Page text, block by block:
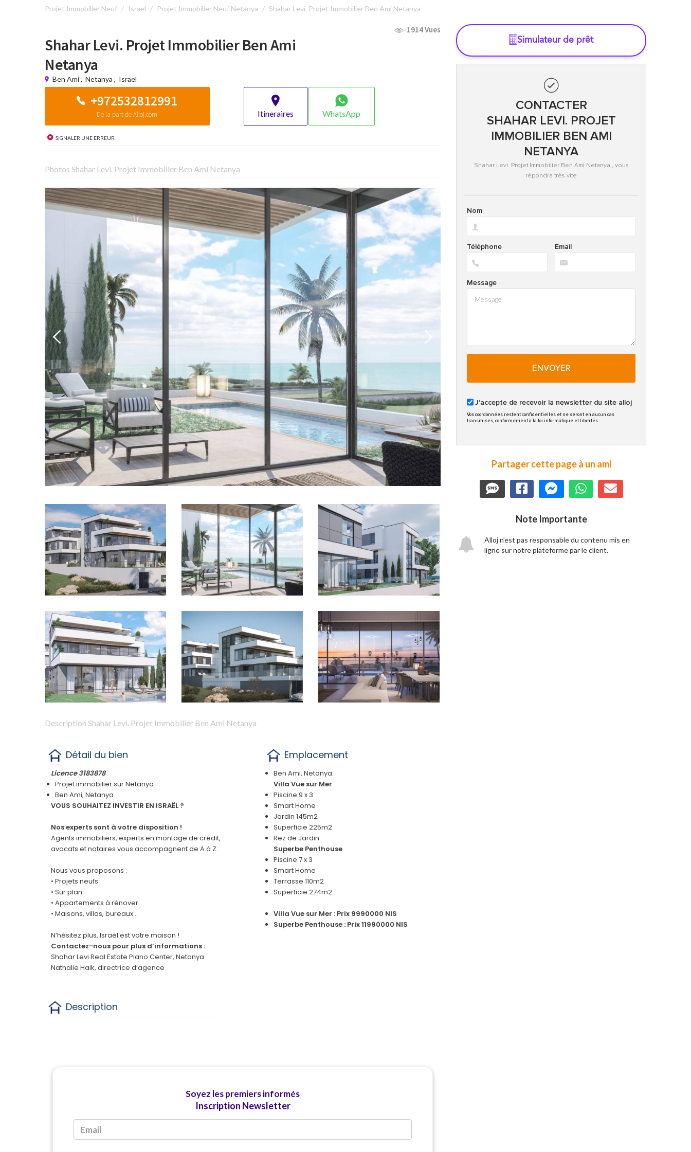
Projet Immobilier Neuf Israel Projet Immobilier Neuf Netanya Shahar Levi. Projet Immobilier Ben Ami Netanya
1914 Vues
Shahar Levi. Projet Immobilier Ben Ami
Netanya
Ben Ami, Netanya , Israel
+972532812991
De la part de Alloj.com Itineraires WhatsApp
Signaler une erreur
Photos Shahar Levi. Projet Immobilier Ben Ami Netanya
Description Shahar Levi. Projet Immobilier Ben Ami Netanya
Détail du bien
Licence 3183878
Projet immobilier sur Netanya
Ben Ami, Netanya.
VOUS SOUHAITEZ INVESTIR EN ISRAËL ?
Nos experts sont à votre disposition !
Agents immobiliers, experts en montage de crédit,
avocats et notaires vous accompagnent de A à Z.
Nous vous proposons :
• Projets neufs
• Sur plan
• Appartements à rénover
• Maisons, villas, bureaux…
N’hésitez plus, Israël est votre maison !
Contactez-nous pour plus d’informations :
Shahar Levi Real Estate Piano Center, Netanya
Nathalie Haik, directrice d’agence
Emplacement
Ben Ami, Netanya.
Villa Vue sur Mer
Piscine 9 x 3
Smart Home
Jardin 145m2
Superficie 225m2
Rez de Jardin
Superbe Penthouse
Piscine 7 x 3
Smart Home
Terrasse 110m2
Superficie 274m2
Villa Vue sur Mer : Prix 9990000 NIS
Superbe Penthouse : Prix 11990000 NIS
Description
Soyez les premiers informés
Inscription Newsletter
Simulateur de prêt
CONTACTER
SHAHAR LEVI. PROJET
IMMOBILIER BEN AMI
NETANYA
Shahar Levi. Projet Immobilier Ben Ami Netanya , vous
répondra très vite
Nom
Email
Téléphone
Message
ENVOYER
J'accepte de recevoir la newsletter du site alloj
Vos coordonnées restent confidentielles et ne seront en aucun cas
transmises, conformément à la loi informatique et libertés.
Partager cette page à un ami
Note Importante
Alloj n’est pas responsable du contenu mis en
ligne sur notre plateforme par le client.